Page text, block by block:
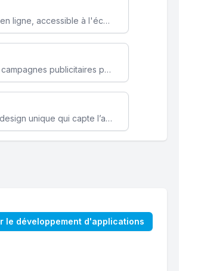
Transformez votre activité avec une boutique en ligne, accessible à l'échelle mondiale 24/7.
Attirez des clients ciblés rapidement avec des campagnes publicitaires payantes optimisées pour vos objectifs.
Renforcez l’identité de votre marque avec un design unique qui capte l’attention et engage vos clients.
le développement d'applications